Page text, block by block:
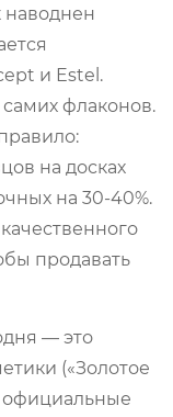
наводнен
и Estel.
флаконов.
на досках
на 30-40%.
продавать
— это
(«Золотое
официальные